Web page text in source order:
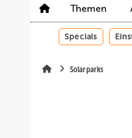
Themen
Specials
Solarparks